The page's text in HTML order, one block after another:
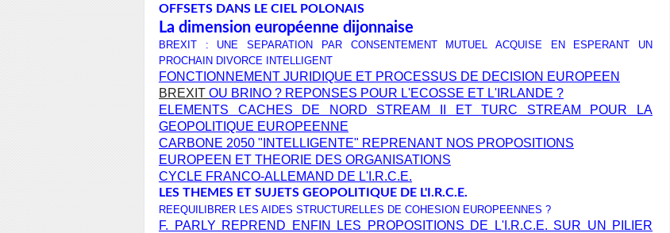
OFFSETS DANS LE CIEL POLONAIS
La dimension européenne dijonnaise
BREXIT : UNE SEPARATION PAR CONSENTEMENT MUTUEL ACQUISE EN ESPERANT UN
PROCHAIN DIVORCE INTELLIGENT
FONCTIONNEMENT JURIDIQUE ET PROCESSUS DE DECISION EUROPEEN
BREXIT OU BRINO ? REPONSES POUR L'ECOSSE ET L'IRLANDE ?
ELEMENTS CACHES DE NORD STREAM II ET TURC STREAM POUR LA
GEOPOLITIQUE EUROPEENNE
CARBONE 2050 "INTELLIGENTE" REPRENANT NOS PROPOSITIONS
EUROPEEN ET THEORIE DES ORGANISATIONS
CYCLE FRANCO-ALLEMAND DE L'I.R.C.E.
LES THEMES ET SUJETS GEOPOLITIQUE DE L'I.R.C.E.
REEQUILIBRER LES AIDES STRUCTURELLES DE COHESION EUROPEENNES ?
F. PARLY REPREND ENFIN LES PROPOSITIONS DE L'I.R.C.E. SUR UN PILIER